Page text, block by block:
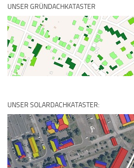
UNSER GRÜNDACHKATASTER
UNSER SOLARDACHKATASTER: